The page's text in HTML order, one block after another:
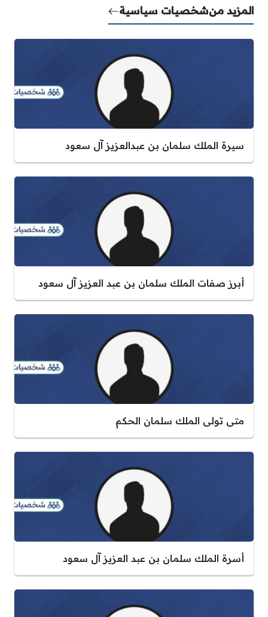
المزيد منشخصيات سياسية
سيرة الملك سلمان بن عبدالعزيز آل سعود
أبرز صفات الملك سلمان بن عبد العزيز آل سعود
متى تولى الملك سلمان الحكم
أسرة الملك سلمان بن عبد العزيز آل سعود